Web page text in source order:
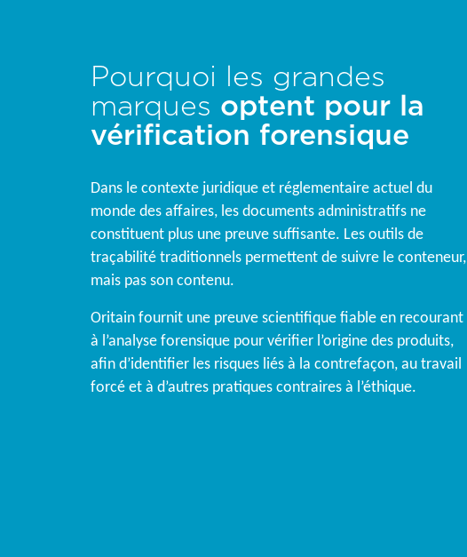
Pourquoi les grandes
marques optent pour la
vérification forensique
Dans le contexte juridique et réglementaire actuel du
monde des affaires, les documents administratifs ne
constituent plus une preuve suffisante. Les outils de
traçabilité traditionnels permettent de suivre le conteneur,
mais pas son contenu.
Oritain fournit une preuve scientifique fiable en recourant
à l’analyse forensique pour vérifier l’origine des produits,
afin d’identifier les risques liés à la contrefaçon, au travail
forcé et à d’autres pratiques contraires à l’éthique.